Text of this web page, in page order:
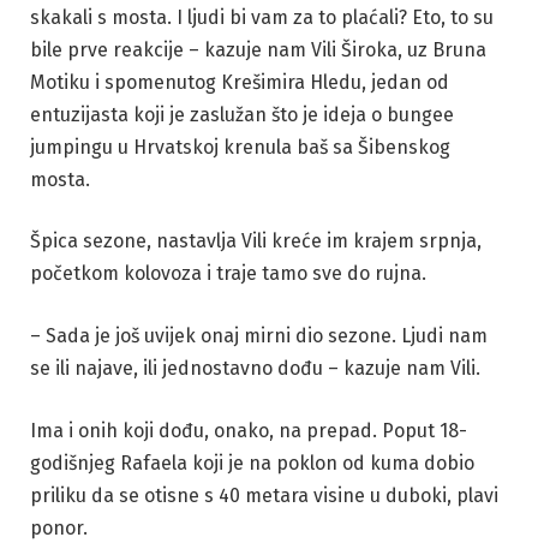
skakali s mosta. I ljudi bi vam za to plaćali? Eto, to su
bile prve reakcije – kazuje nam Vili Široka, uz Bruna
Motiku i spomenutog Krešimira Hledu, jedan od
entuzijasta koji je zaslužan što je ideja o bungee
jumpingu u Hrvatskoj krenula baš sa Šibenskog
mosta.
Špica sezone, nastavlja Vili kreće im krajem srpnja,
početkom kolovoza i traje tamo sve do rujna.
– Sada je još uvijek onaj mirni dio sezone. Ljudi nam
se ili najave, ili jednostavno dođu – kazuje nam Vili.
Ima i onih koji dođu, onako, na prepad. Poput 18-
godišnjeg Rafaela koji je na poklon od kuma dobio
priliku da se otisne s 40 metara visine u duboki, plavi
ponor.